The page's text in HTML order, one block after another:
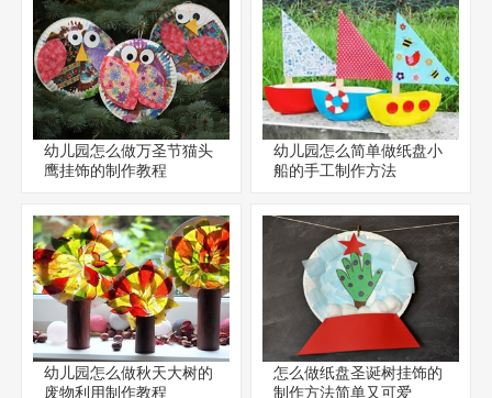
幼儿园怎么做万圣节猫头
鹰挂饰的制作教程
幼儿园怎么简单做纸盘小
船的手工制作方法
幼儿园怎么做秋天大树的
废物利用制作教程
怎么做纸盘圣诞树挂饰的
制作方法简单又可爱